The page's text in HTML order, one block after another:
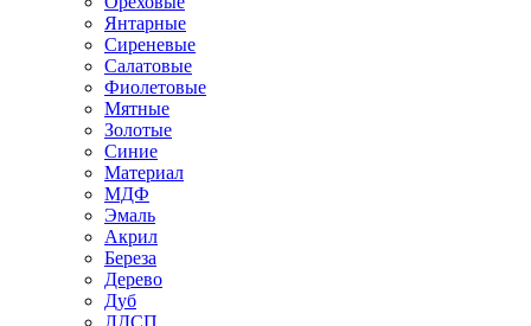
Янтарные
Сиреневые
Салатовые
Фиолетовые
Мятные
Золотые
Синие
Материал
МДФ
Эмаль
Акрил
Береза
Дерево
Дуб
ЛДСП